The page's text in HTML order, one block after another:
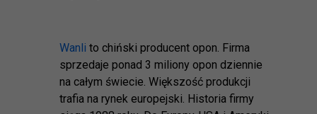
Wanli to chiński producent opon. Firma
sprzedaje ponad 3 miliony opon dziennie
na całym świecie. Większość produkcji
trafia na rynek europejski. Historia firmy